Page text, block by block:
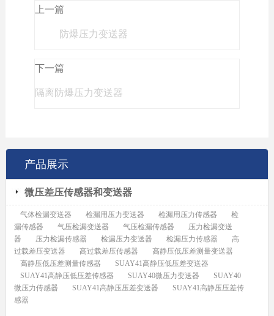
上一篇
防爆压力变送器
下一篇
隔离防爆压力变送器
产品展示
微压差压传感器和变送器
气体检漏变送器 检漏用压力变送器 检漏用压力传感器
检
漏传感器
气压检漏变送器 气压检漏传感器
压力检漏变送
器
压力检漏传感器 检漏压力变送器 检漏压力传感器
高
过载差压变送器
高过载差压传感器
高静压低压差测量变送器
高静压低压差测量传感器
SUAY41高静压低压差变送器
SUAY41高静压低压差传感器
SUAY40微压力变送器
SUAY40
微压力传感器
SUAY41高静压压差变送器
SUAY41高静压压差传
感器